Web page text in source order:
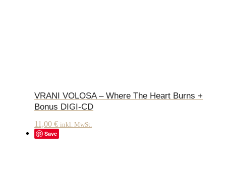
VRANI VOLOSA – Where The Heart Burns +
Bonus DIGI-CD
11,00 € inkl. MwSt.
Save